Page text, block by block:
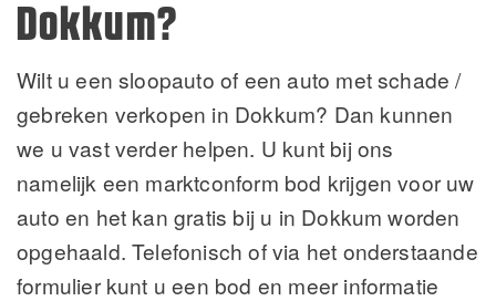
Dokkum?
Wilt u een sloopauto of een auto met schade /
gebreken verkopen in Dokkum? Dan kunnen
we u vast verder helpen. U kunt bij ons
namelijk een marktconform bod krijgen voor uw
auto en het kan gratis bij u in Dokkum worden
opgehaald. Telefonisch of via het onderstaande
formulier kunt u een bod en meer informatie